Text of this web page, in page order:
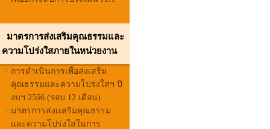
มาตรการส่งเสริมคุณธรรมและ
ความโปร่งใสภายในหน่วยงาน
การดำเนินการเพื่อส่งเสริม
คุณธรรมและความโปร่งใสฯ ปี
งบฯ 2566 (รอบ 12 เดือน)
มาตรการส่งเเสริมคุณธรรม
และความโปร่งใสในการ